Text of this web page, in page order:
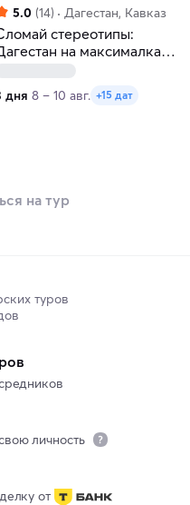
5.0 (14) Дагестан, Кавказ
стереотипы:
на максималках
дня 8 – 10 авг. +15 дат
на тур
туров
личность
от